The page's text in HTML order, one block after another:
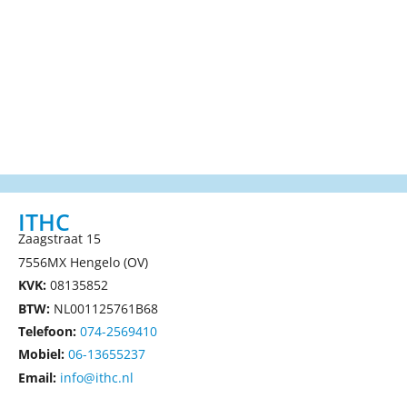
ITHC
Zaagstraat 15
7556MX Hengelo (OV)
KVK: 08135852
BTW: NL001125761B68
Telefoon: 074-2569410
Mobiel: 06-13655237
Email: info@ithc.nl